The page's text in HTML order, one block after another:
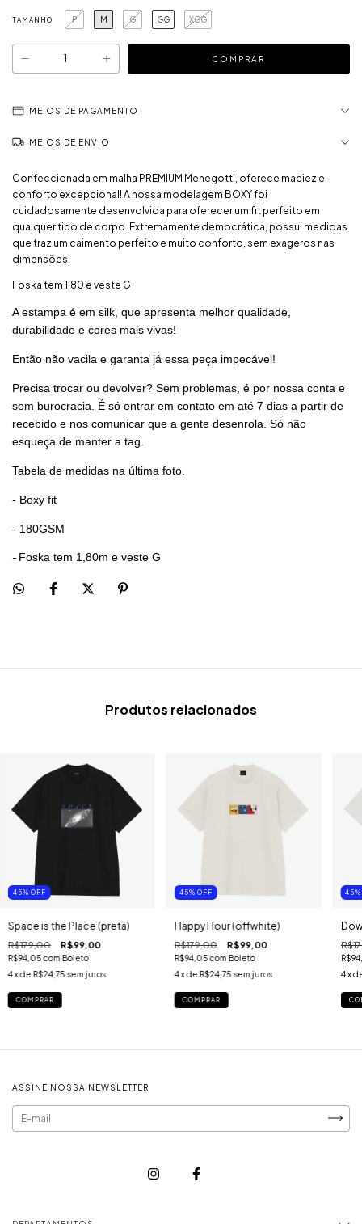
TAMANHO P M G GG XGG
MEIOS DE PAGAMENTO
MEIOS DE ENVIO
Confeccionada em malha PREMIUM Menegotti, oferece maciez e
conforto excepcional! A nossa modelagem BOXY foi
cuidadosamente desenvolvida para oferecer um fit perfeito em
qualquer tipo de corpo. Extremamente democrática, possui medidas
que traz um caimento perfeito e muito conforto, sem exageros nas
dimensões.
Foska tem 1,80 e veste G
A estampa é em silk, que apresenta melhor qualidade,
durabilidade e cores mais vivas!
Então não vacila e garanta já essa peça impecável!
Precisa trocar ou devolver? Sem problemas, é por nossa conta e
sem burocracia. É só entrar em contato em até 7 dias a partir de
recebido e nos comunicar que a gente desenrola. Só não
esqueça de manter a tag.
Tabela de medidas na última foto.
- Boxy fit
- 180GSM
- Foska tem 1,80m e veste G
Produtos relacionados
45% OFF
Space is the Place (preta)
R$179,00 R$99,00
R$94,05com Boleto
4x de R$24,75 sem juros
COMPRAR
45% OFF
Happy Hour (offwhite)
R$179,00 R$99,00
R$94,05com Boleto
4x de R$24,75 sem juros
COMPRAR
45
4 x
ASSINE NOSSA NEWSLETTER